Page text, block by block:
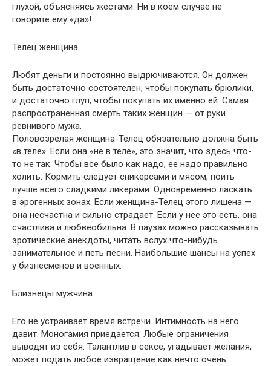
глухой, объясняясь жестами. Ни в коем случае не
говорите ему «да»!
Телец женщина
Любят деньги и постоянно выдрючиваются. Он должен
быть достаточно состоятелен, чтобы покупать брюлики,
и достаточно глуп, чтобы покупать их именно ей. Самая
распространенная смерть таких женщин — от руки
ревнивого мужа.
Половозрелая женщина-Телец обязательно должна быть
«в теле». Если она «не в теле», это значит, что здесь что-
то не так. Чтобы все было как надо, ее надо правильно
холить. Кормить следует сникерсами и мясом, поить
лучше всего сладкими ликерами. Одновременно ласкать
в эрогенных зонах. Если женщина-Телец этого лишена —
она несчастна и сильно страдает. Если у нее это есть, она
счастлива и любвеобильна. В паузах можно рассказывать
эротические анекдоты, читать вслух что-нибудь
занимательное и петь песни. Наибольшие шансы на успех
у бизнесменов и военных.
Близнецы мужчина
Его не устраивает время встречи. Интимность на него
давит. Моногамия приедается. Любые ограничения
выводят из себя. Талантлив в сексе, угадывает желания,
может подать любое извращение как нечто очень